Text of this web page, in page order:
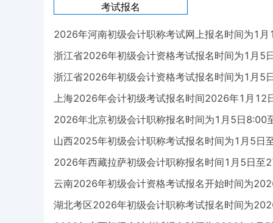
考试报名
2026年河南初级会计职称考试网上报名时间为1
浙江省2026年初级会计资格考试报名时间为1月
浙江省2026年初级会计资格考试报名时间为1月
上海2026年会计初级考试报名时间2026年1月12
2026年北京初级会计职称报名时间为1月5日8:00
山西2025年初级会计职称考试报名时间为1月5日
2026年西藏拉萨初级会计职称报名时间1月5日至
云南2026年初级会计资格考试报名开始时间为
湖北考区2026年初级会计职称考试报名时间为